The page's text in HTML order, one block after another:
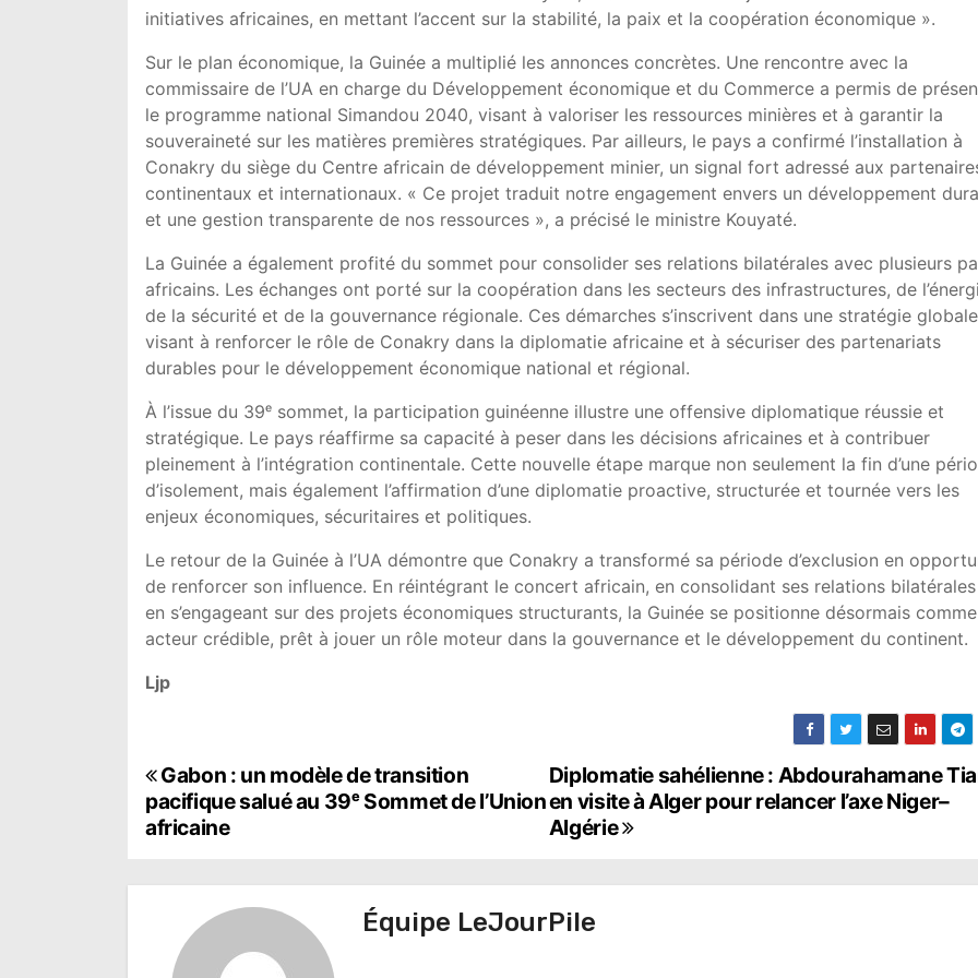
initiatives africaines, en mettant l’accent sur la stabilité, la paix et la coopération économique ».
Sur le plan économique, la Guinée a multiplié les annonces concrètes. Une rencontre avec la
commissaire de l’UA en charge du Développement économique et du Commerce a permis de
le programme national Simandou 2040, visant à valoriser les ressources minières et à garantir la
souveraineté sur les matières premières stratégiques. Par ailleurs, le pays a confirmé l’installation à
Conakry du siège du Centre africain de développement minier, un signal fort adressé aux
continentaux et internationaux. « Ce projet traduit notre engagement envers un développement
et une gestion transparente de nos ressources », a précisé le ministre Kouyaté.
La Guinée a également profité du sommet pour consolider ses relations bilatérales avec plusieurs
africains. Les échanges ont porté sur la coopération dans les secteurs des infrastructures, de
de la sécurité et de la gouvernance régionale. Ces démarches s’inscrivent dans une stratégie globale
visant à renforcer le rôle de Conakry dans la diplomatie africaine et à sécuriser des partenariats
durables pour le développement économique national et régional.
À l’issue du 39ᵉ sommet, la participation guinéenne illustre une offensive diplomatique réussie et
stratégique. Le pays réaffirme sa capacité à peser dans les décisions africaines et à contribuer
pleinement à l’intégration continentale. Cette nouvelle étape marque non seulement la fin d’une
d’isolement, mais également l’affirmation d’une diplomatie proactive, structurée et tournée vers les
enjeux économiques, sécuritaires et politiques.
Le retour de la Guinée à l’UA démontre que Conakry a transformé sa période d’exclusion en
de renforcer son influence. En réintégrant le concert africain, en consolidant ses relations
en s’engageant sur des projets économiques structurants, la Guinée se positionne désormais
acteur crédible, prêt à jouer un rôle moteur dans la gouvernance et le développement du continent.
Ljp
N
a
Diplomatie sahélienne : Abdourahamane
en visite à Alger pour relancer l’axe Niger–
Algérie
Gabon : un modèle de transition
pacifique salué au 39ᵉ Sommet de l’Union
africaine
Équipe LeJourPile